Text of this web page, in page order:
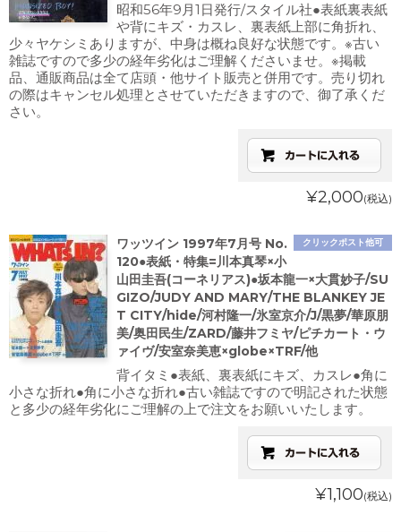
昭和56年9月1日発行/スタイル社●表紙裏表紙
や背にキズ・カスレ、裏表紙上部に角折れ、
少々ヤケシミありますが、中身は概ね良好な状態です。※古い
雑誌ですので多少の経年劣化はご理解くださいませ。※掲載
品、通販商品は全て店頭・他サイト販売と併用です。売り切れ
の際はキャンセル処理とさせていただきますので、御了承くだ
さい。
¥2,000(税込)
クリックポスト他可
ワッツイン 1997年7月号 No.
120●表紙・特集=川本真琴×小
山田圭吾(コーネリアス)●坂本龍一×大貫妙子/SU
GIZO/JUDY AND MARY/THE BLANKEY JE
T CITY/hide/河村隆一/氷室京介/J/黒夢/華原朋
美/奥田民生/ZARD/藤井フミヤ/ピチカート・ウ
ァイヴ/安室奈美恵×globe×TRF/他
背イタミ●表紙、裏表紙にキズ、カスレ●角に
小さな折れ●角に小さな折れ●古い雑誌ですので明記された状態
と多少の経年劣化にご理解の上で注文をお願いいたします。
¥1,100(税込)